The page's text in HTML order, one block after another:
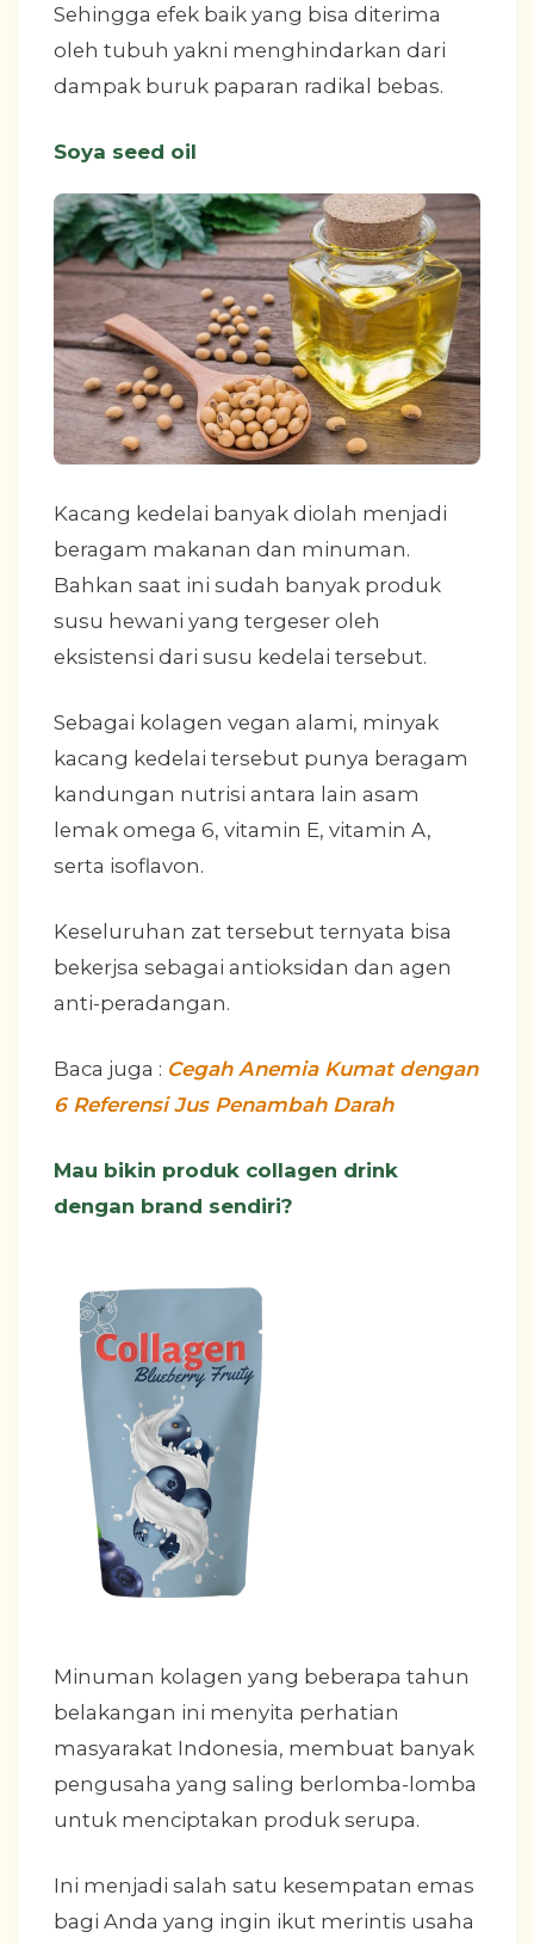
Sehingga efek baik yang bisa diterima
oleh tubuh yakni menghindarkan dari
dampak buruk paparan radikal bebas.
Soya seed oil
Kacang kedelai banyak diolah menjadi
beragam makanan dan minuman.
Bahkan saat ini sudah banyak produk
susu hewani yang tergeser oleh
eksistensi dari susu kedelai tersebut.
Sebagai kolagen vegan alami, minyak
kacang kedelai tersebut punya beragam
kandungan nutrisi antara lain asam
lemak omega 6, vitamin E, vitamin A,
serta isoflavon.
Keseluruhan zat tersebut ternyata bisa
bekerjsa sebagai antioksidan dan agen
anti-peradangan.
Baca juga : Cegah Anemia Kumat dengan
6 Referensi Jus Penambah Darah
Mau bikin produk collagen drink
dengan brand sendiri?
Minuman kolagen yang beberapa tahun
belakangan ini menyita perhatian
masyarakat Indonesia, membuat banyak
pengusaha yang saling berlomba-lomba
untuk menciptakan produk serupa.
Ini menjadi salah satu kesempatan emas
bagi Anda yang ingin ikut merintis usaha